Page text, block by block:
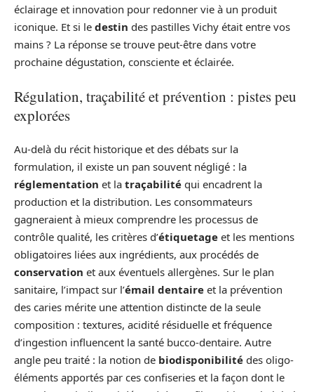
éclairage et innovation pour redonner vie à un produit
iconique. Et si le destin des pastilles Vichy était entre vos
mains ? La réponse se trouve peut-être dans votre
prochaine dégustation, consciente et éclairée.
Régulation, traçabilité et prévention : pistes peu
explorées
Au-delà du récit historique et des débats sur la
formulation, il existe un pan souvent négligé : la
réglementation et la traçabilité qui encadrent la
production et la distribution. Les consommateurs
gagneraient à mieux comprendre les processus de
contrôle qualité, les critères d’étiquetage et les mentions
obligatoires liées aux ingrédients, aux procédés de
conservation et aux éventuels allergènes. Sur le plan
sanitaire, l’impact sur l’émail dentaire et la prévention
des caries mérite une attention distincte de la seule
composition : textures, acidité résiduelle et fréquence
d’ingestion influencent la santé bucco-dentaire. Autre
angle peu traité : la notion de biodisponibilité des oligo-
éléments apportés par ces confiseries et la façon dont le